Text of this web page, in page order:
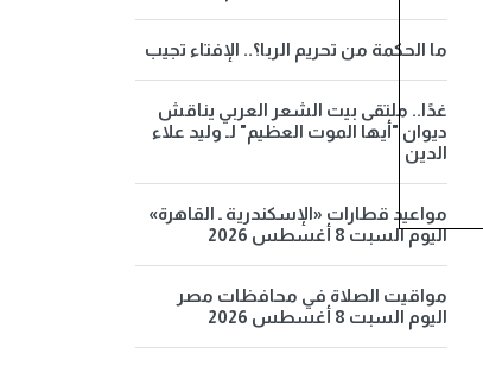
ما الحكمة من تحريم الربا؟.. الإفتاء تجيب
غدًا.. ملتقى بيت الشعر العربي يناقش
ديوان "أيها الموت العظيم" لـ وليد علاء
الدين
مواعيد قطارات «الإسكندرية ـ القاهرة»
اليوم السبت 8 أغسطس 2026
مواقيت الصلاة في محافظات مصر
اليوم السبت 8 أغسطس 2026